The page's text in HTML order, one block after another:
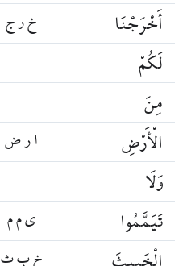
خ ر ج أَخْرَجْنَا
لَكُمْ
مِنَ
ا ر ض
الْأَرْضِ
وَلَا
ي م م تَيَمَّمُوا
خ ب ث